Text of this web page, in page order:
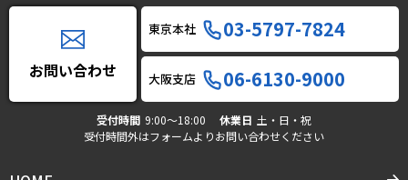
お問い合わせ
東京本社 03-5797-7824
大阪支店 06-6130-9000
受付時間 9:00〜18:00 休業日 土・日・祝
受付時間外はフォームよりお問い合わせください